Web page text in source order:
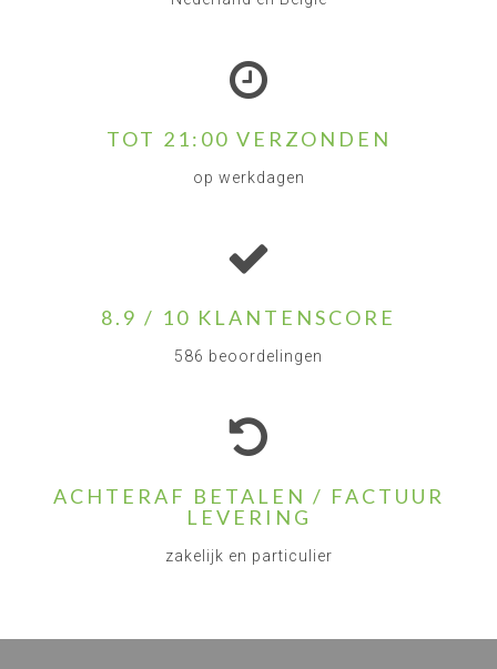
TOT 21:00 VERZONDEN
op werkdagen
8.9 / 10 KLANTENSCORE
586 beoordelingen
ACHTERAF BETALEN / FACTUUR
LEVERING
zakelijk en particulier